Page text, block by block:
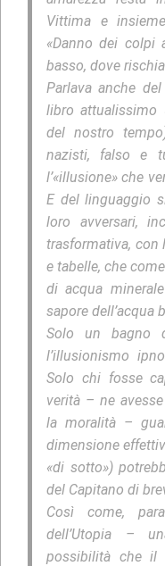
Vittima e
«Danno dei colpi
basso, dove
Parlava anche
libro attualissimo
del nostro
nazisti, falso e
l’«illusione» che
E del linguaggio
loro avversari,
trasformativa, con
e tabelle, che
di acqua
sapore dell’acqua
Solo un bagno
l’illusionismo
Solo chi fosse
verità – ne
la moralità –
dimensione
«di sotto»)
del Capitano di
Così come,
dell’Utopia –
possibilità che il